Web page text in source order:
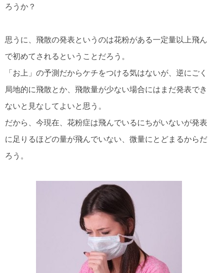
ろうか？
思うに、飛散の発表というのは花粉がある一定量以上飛ん
で初めてされるということだろう。
「お上」の予測だからケチをつける気はないが、逆にごく
局地的に飛散とか、飛散量が少ない場合にはまだ発表でき
ないと見なしてよいと思う。
だから、今現在、花粉症は飛んでいるにちがいないが発表
に足りるほどの量が飛んでいない、微量にとどまるからだ
ろう。